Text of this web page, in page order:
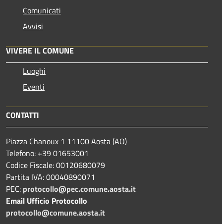
Comunicati
Avvisi
VIVERE IL COMUNE
Luoghi
Eventi
CONTATTI
Piazza Chanoux 1 11100 Aosta (AO)
Telefono: +39 01653001
Codice Fiscale: 00120680079
Partita IVA: 00040890071
PEC: protocollo@pec.comune.aosta.it
Email Ufficio Protocollo
protocollo@comune.aosta.it